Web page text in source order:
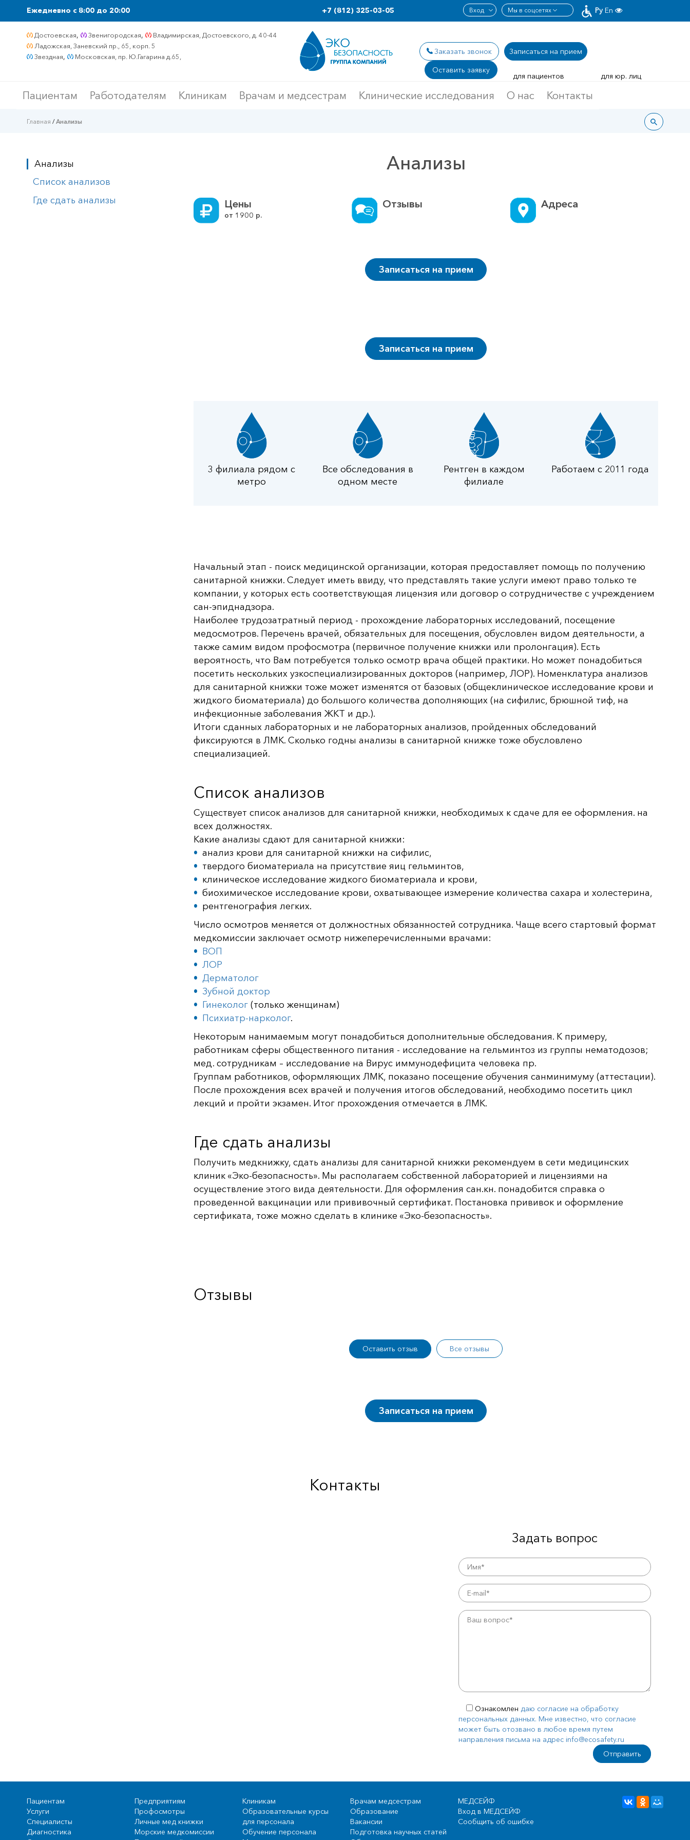
Ежедневно c 8:00 до 20:00 +7 (812) 325-03-05 Ру En
Достоевская, Звенигородская,
Владимирская, Достоевского, д. 40-44
Ладожская, Заневский пр., 65, корп. 5
Звездная, Московская, пр. Ю.Гагарина д.65,
Заказать звонок Записаться на прием
Оставить заявку
для пациентов для юр. лиц
Пациентам Работодателям Клиникам Врачам и медсестрам Клинические исследования О нас Контакты
Главная /Анализы
Анализы
Список анализов
Где сдать анализы
Анализы
Цены
от 1900 р.
Отзывы Адреса
Записаться на прием
Записаться на прием
3 филиала рядом с
метро
Все обследования в
одном месте
Рентген в каждом
филиале
Работаем с 2011 года
Начальный этап - поиск медицинской организации, которая предоставляет помощь по получению
санитарной книжки. Следует иметь ввиду, что представлять такие услуги имеют право только те
компании, у которых есть соответствующая лицензия или договор о сотрудничестве с учреждением
сан-эпиднадзора.
Наиболее трудозатратный период - прохождение лабораторных исследований, посещение
медосмотров. Перечень врачей, обязательных для посещения, обусловлен видом деятельности, а
также самим видом профосмотра (первичное получение книжки или пролонгация). Есть
вероятность, что Вам потребуется только осмотр врача общей практики. Но может понадобиться
посетить нескольких узкоспециализированных докторов (например, ЛОР). Номенклатура анализов
для санитарной книжки тоже может изменятся от базовых (общеклиническое исследование крови и
жидкого биоматериала) до большого количества дополняющих (на сифилис, брюшной тиф, на
инфекционные заболевания ЖКТ и др.).
Итоги сданных лабораторных и не лабораторных анализов, пройденных обследований
фиксируются в ЛМК. Сколько годны анализы в санитарной книжке тоже обусловлено
специализацией.
Список анализов
Существует список анализов для санитарной книжки, необходимых к сдаче для ее оформления. на
всех должностях.
Какие анализы сдают для санитарной книжки:
анализ крови для санитарной книжки на сифилис,
твердого биоматериала на присутствие яиц гельминтов,
клиническое исследование жидкого биоматериала и крови,
биохимическое исследование крови, охватывающее измерение количества сахара и холестерина,
рентгенография легких.
Число осмотров меняется от должностных обязанностей сотрудника. Чаще всего стартовый формат
медкомиссии заключает осмотр нижеперечисленными врачами:
ВОП
ЛОР
Дерматолог
Зубной доктор
Гинеколог (только женщинам)
Психиатр-нарколог.
Некоторым нанимаемым могут понадобиться дополнительные обследования. К примеру,
работникам сферы общественного питания - исследование на гельминтоз из группы нематодозов;
мед. сотрудникам – исследование на Вирус иммунодефицита человека пр.
Группам работников, оформляющих ЛМК, показано посещение обучения санминимуму (аттестации).
После прохождения всех врачей и получения итогов обследований, необходимо посетить цикл
лекций и пройти экзамен. Итог прохождения отмечается в ЛМК.
Где сдать анализы
Получить медкнижку, сдать анализы для санитарной книжки рекомендуем в сети медицинских
клиник «Эко-безопасность». Мы располагаем собственной лабораторией и лицензиями на
осуществление этого вида деятельности. Для оформления сан.кн. понадобится справка о
проведенной вакцинации или прививочный сертификат. Постановка прививок и оформление
сертификата, тоже можно сделать в клинике «Эко-безопасность».
Отзывы
Оставить отзыв Все отзывы
Записаться на прием
Контакты
Задать вопрос
Ознакомлен даю согласие на обработку
персональных данных. Мне известно, что согласие
может быть отозвано в любое время путем
направления письма на адрес info@ecosafety.ru
Пациентам
Услуги
Специалисты
Диагностика
Предприятиям
Профосмотры
Личные мед книжки
Морские медкомиссии
Клиникам
Образовательные курсы
для персонала
Обучение персонала
Врачам медсестрам
Образование
Вакансии
Подготовка научных статей
МЕДСЕЙФ
Вход в МЕДСЕЙФ
Сообщить об ошибке